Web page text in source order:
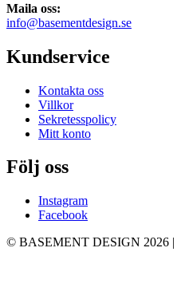
Maila oss:
info@basementdesign.se
Kundservice
Kontakta oss
Villkor
Sekretesspolicy
Mitt konto
Följ oss
Instagram
Facebook
© BASEMENT DESIGN 2026 |